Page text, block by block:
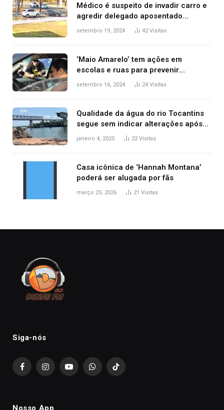
Médico é suspeito de invadir carro e
agredir delegado aposentado
durante confusão no trânsito
setembro 19, 2024 42Visitas
‘Maio Amarelo’ tem ações em
escolas e ruas para prevenir
acidentes no trânsito no AP
setembro 16, 2024 24 Visitas
Qualidade da água do rio Tocantins
segue sem indicar alterações após
desabamento da ponte entre MA e
janeiro 4, 2025 22Visitas
Casa icônica de ‘Hannah Montana’
poderá ser alugada por fãs
março 25, 2026 21 Visitas
Siga-nós
FacebookInstagramYouTubeWhatsAppTikTok
Nosso App